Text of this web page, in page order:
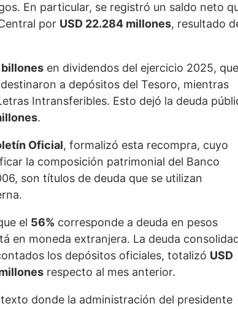
En particular, se registró un saldo neto
por USD 22.284 millones, resultado
en dividendos del ejercicio 2025, que
a depósitos del Tesoro, mientras
Intransferibles. Esto dejó la deuda
.
Oficial, formalizó esta recompra, cuyo
la composición patrimonial del Banco
son títulos de deuda que se utilizan
el 56% corresponde a deuda en pesos
en moneda extranjera. La deuda
los depósitos oficiales, totalizó USD
respecto al mes anterior.
donde la administración del presidente